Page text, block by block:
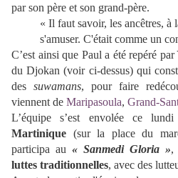
par son père et son grand-père.
« Il faut savoir, les ancêtres, à
s'amuser. C'était comme un
C’est ainsi que Paul a été repéré
du Djokan (voir ci-dessus) qui
des suwamans, pour faire
viennent de Maripasoula, Grand-
L’équipe s’est envolée ce
Martinique (sur la place du
participa au « Sanmedi Gloria »,
luttes traditionnelles, avec des